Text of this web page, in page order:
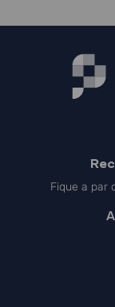
Fique a par